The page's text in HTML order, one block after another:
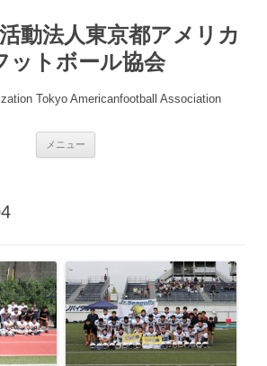
動法人東京都アメリカ
ットボール協会
Tokyo Americanfootball Association
メニュー